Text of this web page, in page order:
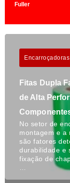
Fuller
Encarroçadoras
Fitas Dupla
de Alta
No setor de
montagem e a
são fatores
durabilidade e
fixação de